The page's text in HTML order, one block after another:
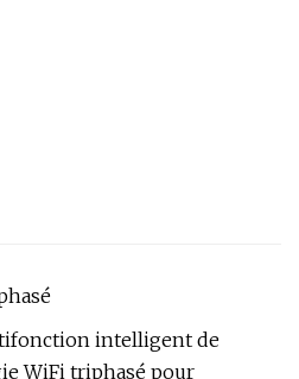
intelligent de
WiFi triphasé pour